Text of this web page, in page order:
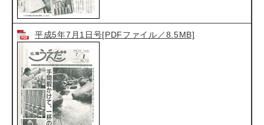
平成5年7月1日号[PDFファイル／8.5MB]